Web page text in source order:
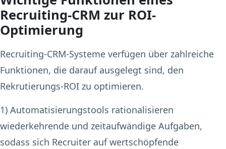
Recruiting-CRM zur ROI-
Optimierung
Recruiting-CRM-Systeme verfügen über zahlreiche
Funktionen, die darauf ausgelegt sind, den
Rekrutierungs-ROI zu optimieren.
1) Automatisierungstools rationalisieren
wiederkehrende und zeitaufwändige Aufgaben,
sodass sich Recruiter auf wertschöpfende